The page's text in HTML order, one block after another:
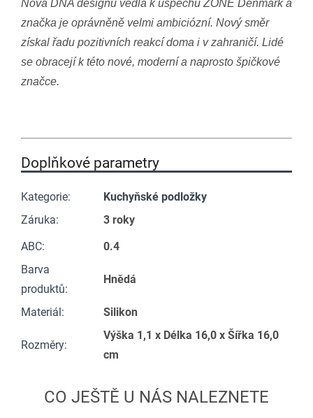
Nová DNA designu vedla k úspěchu ZONE Denmark a
značka je oprávněně velmi ambiciózní. Nový směr
získal řadu pozitivních reakcí doma i v zahraničí. Lidé
se obracejí k této nové, moderní a naprosto špičkové
značce.
Doplňkové parametry
Kategorie:
Kuchyňské podložky
Záruka:
3 roky
ABC:
0.4
Barva
produktů:
Hnědá
Materiál: Silikon
Rozměry:
Výška 1,1 x Délka 16,0 x Šířka 16,0
cm